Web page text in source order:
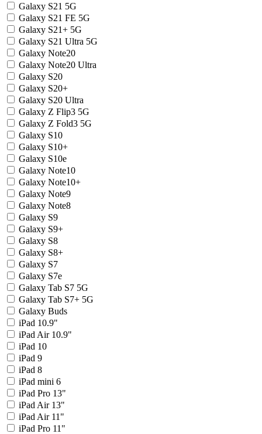
Galaxy S21 5G
Galaxy S21 FE 5G
Galaxy S21+ 5G
Galaxy S21 Ultra 5G
Galaxy Note20
Galaxy Note20 Ultra
Galaxy S20
Galaxy S20+
Galaxy S20 Ultra
Galaxy Z Flip3 5G
Galaxy Z Fold3 5G
Galaxy S10
Galaxy S10+
Galaxy S10e
Galaxy Note10
Galaxy Note10+
Galaxy Note9
Galaxy Note8
Galaxy S9
Galaxy S9+
Galaxy S8
Galaxy S8+
Galaxy S7
Galaxy S7e
Galaxy Tab S7 5G
Galaxy Tab S7+ 5G
Galaxy Buds
iPad 10.9"
iPad Air 10.9"
iPad 10
iPad 9
iPad 8
iPad mini 6
iPad Pro 13"
iPad Air 13"
iPad Air 11"
iPad Pro 11"